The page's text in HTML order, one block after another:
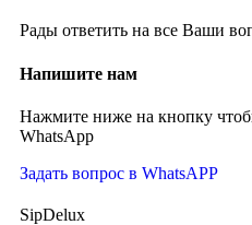
Рады ответить на все Ваши
Напишите нам
Нажмите ниже на кнопку
WhatsApp
Задать вопрос в WhatsAPP
SipDelux